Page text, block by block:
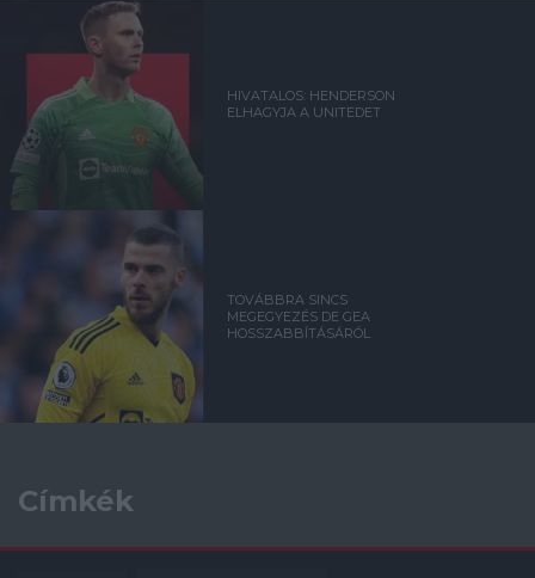
HIVATALOS: HENDERSON
ELHAGYJA A UNITEDET
TOVÁBBRA SINCS
MEGEGYEZÉS DE GEA
HOSSZABBÍTÁSÁRÓL
Címkék